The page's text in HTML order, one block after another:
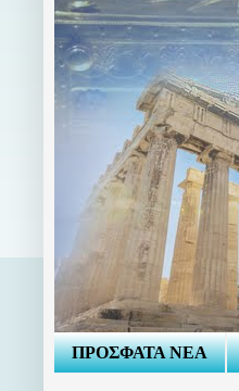
ΠΡΟΣΦΑΤΑ ΝΕΑ